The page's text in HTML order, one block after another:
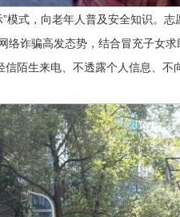
式，向老年人普及安全知识。志
诈骗高发态势，结合冒充子女
陌生来电、不透露个人信息、不